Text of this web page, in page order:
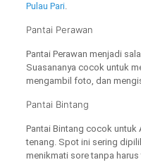
Pulau Pari.
Pantai Perawan
Pantai Perawan menjadi
Suasananya cocok untuk
mengambil foto, dan
Pantai Bintang
Pantai Bintang cocok untuk
tenang. Spot ini sering
menikmati sore tanpa harus